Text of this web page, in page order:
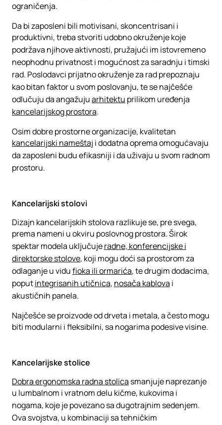
ograničenja.
Da bi zaposleni bili motivisani, skoncentrisani i
produktivni, treba stvoriti udobno okruženje koje
podržava njihove aktivnosti, pružajući im istovremeno
neophodnu privatnost i mogućnost za saradnju i timski
rad. Poslodavci prijatno okruženje za rad prepoznaju
kao bitan faktor u svom poslovanju, te se najčešće
odlučuju da angažujuarhitektu prilikom uređenja
kancelarijskog prostora.
Osim dobre prostorne organizacije, kvalitetan
kancelarijski nameštaj i dodatna oprema omogućavaju
da zaposleni budu efikasniji i da uživaju u svom radnom
prostoru.
Kancelarijski stolovi
Dizajn kancelarijskih stolova razlikuje se, pre svega,
prema nameni u okviru poslovnog prostora. Širok
spektar modela uključujeradne, konferencijske i
direktorske stolove, koji mogu doći sa prostorom za
odlaganje u vidufioka ili ormarića, te drugim dodacima,
poputintegrisanih utičnica, nosača kablova i
akustičnih panela.
Najčešće se proizvode od drveta i metala, a često mogu
biti modularni i fleksibilni, sa nogarima podesive visine.
Kancelarijske stolice
Dobra ergonomska radna stolica smanjuje naprezanje
u lumbalnom i vratnom delu kičme, kukovima i
nogama, koje je povezano sa dugotrajnim sedenjem.
Ova svojstva, u kombinaciji sa tehničkim